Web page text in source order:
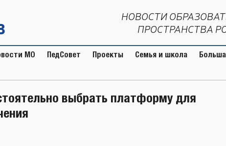
НОВОСТИ
ПРОСТРАНСТВА
МО ПедСовет Проекты Семья и школа
выбрать платформу для